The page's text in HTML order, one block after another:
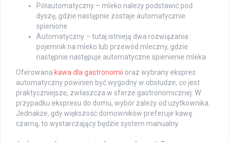
Półautomatyczny – mleko należy podstawić pod
dyszę, gdzie następnie zostaje automatycznie
spienione
Automatyczny – tutaj istnieją dwa rozwiązania :
pojemnik na mleko lub przewód mleczny, gdzie
następnie następuje automatyczne spienienie mleka
Oferowana kawa dla gastronomii oraz wybrany ekspres
automatyczny powinien być wygodny w obsłudze, co jest
praktyczniejsze, zwłaszcza w sferze gastronomicznej. W
przypadku ekspresu do domu, wybór zależy od użytkownika.
Jednakże, gdy większość domowników preferuje kawę
czarną, to wystarczający będzie system manualny.